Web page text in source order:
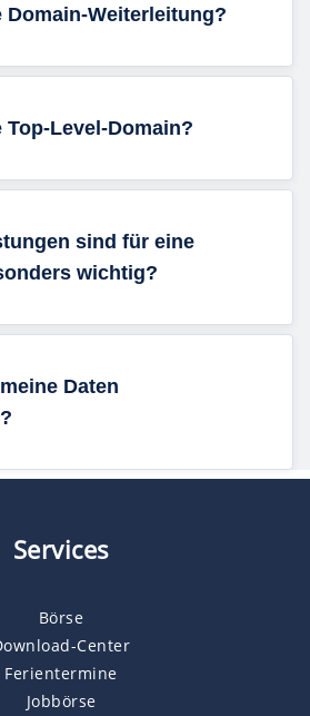
Domain-Weiterleitung?
Top-Level-Domain?
sind für eine
wichtig?
Daten
Services
Börse
Center
Ferientermine
Jobbörse